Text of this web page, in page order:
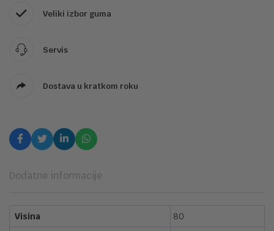
Veliki izbor guma
Servis
Dostava u kratkom roku
Dodatne informacije
Visina
80